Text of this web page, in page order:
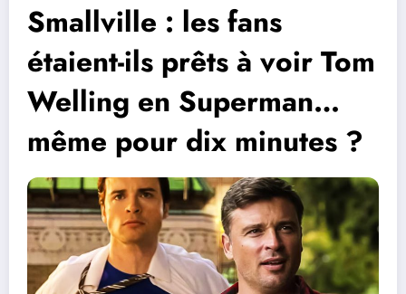
Smallville : les fans
étaient-ils prêts à voir Tom
Welling en Superman…
même pour dix minutes ?